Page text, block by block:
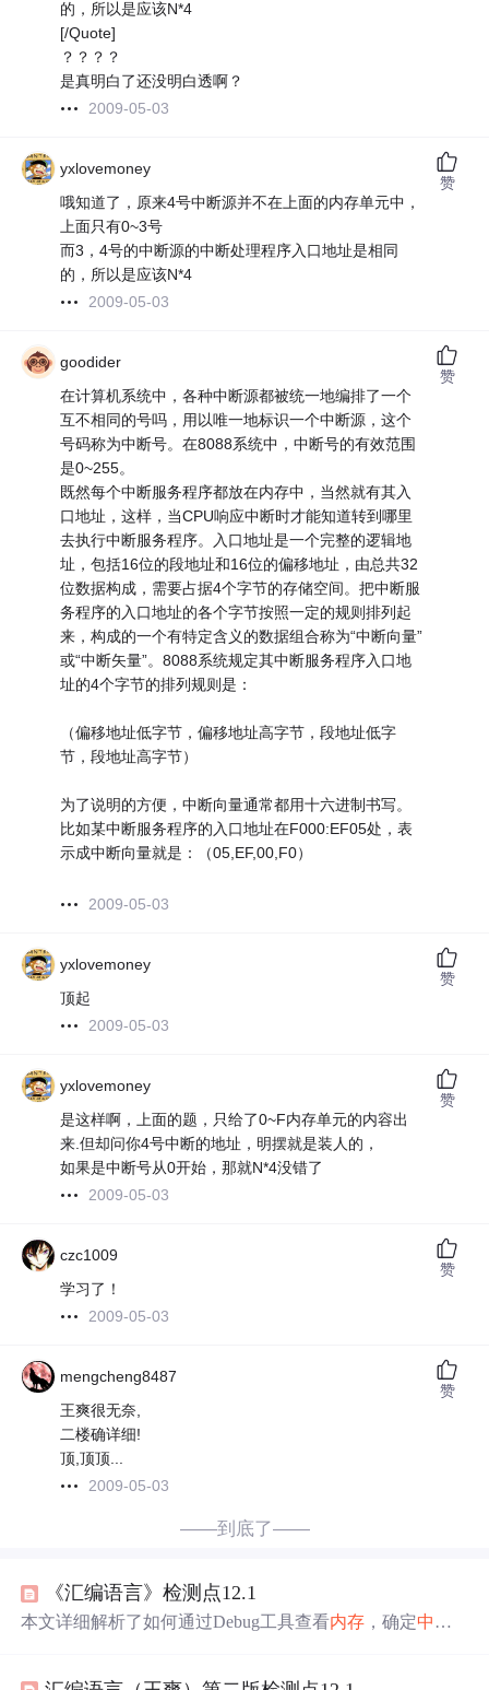
的，所以是应该N*4
[/Quote]
？？？？
是真明白了还没明白透啊？
2009-05-03
yxlovemoney
哦知道了，原来4号中断源并不在上面的内存单元中，
上面只有0~3号
而3，4号的中断源的中断处理程序入口地址是相同
的，所以是应该N*4
2009-05-03
赞
goodider
在计算机系统中，各种中断源都被统一地编排了一个
互不相同的号吗，用以唯一地标识一个中断源，这个
号码称为中断号。在8088系统中，中断号的有效范围
是0~255。
既然每个中断服务程序都放在内存中，当然就有其入
口地址，这样，当CPU响应中断时才能知道转到哪里
去执行中断服务程序。入口地址是一个完整的逻辑地
址，包括16位的段地址和16位的偏移地址，由总共32
位数据构成，需要占据4个字节的存储空间。把中断服
务程序的入口地址的各个字节按照一定的规则排列起
来，构成的一个有特定含义的数据组合称为“中断向量”
或“中断矢量”。8088系统规定其中断服务程序入口地
址的4个字节的排列规则是：
（偏移地址低字节，偏移地址高字节，段地址低字
节，段地址高字节）
为了说明的方便，中断向量通常都用十六进制书写。
比如某中断服务程序的入口地址在F000:EF05处，表
示成中断向量就是：（05,EF,00,F0）
2009-05-03
赞
yxlovemoney
顶起
2009-05-03
赞
yxlovemoney
是这样啊，上面的题，只给了0~F内存单元的内容出
来.但却问你4号中断的地址，明摆就是装人的，
如果是中断号从0开始，那就N*4没错了
2009-05-03
赞
czc1009
学习了！
2009-05-03
赞
mengcheng8487
王爽很无奈,
二楼确详细!
顶,顶顶...
2009-05-03
赞
——到底了——
《汇编语言》检测点12.1
本文详细解析了如何通过Debug工具查看内存 ，确定中断